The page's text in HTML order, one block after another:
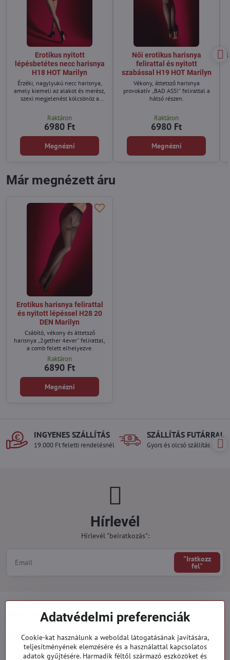
Erotikus nyitott
lépésbetétes necc harisnya
H18 HOT Marilyn
Érzéki, nagylyukú necc harisnya,
amely kiemeli az alakot és merész,
szexi megjelenést kölcsönöz a
Raktáron
6980 Ft
Megnézni
Női erotikus harisnya
felirattal és nyitott
szabással H19 HOT Marilyn
Vékony, áttetsző harisnya
provokatív „BAD ASS!" felirattal a
hátsó részen.
Raktáron
6980 Ft
Megnézni
Már megnézett áru
Erotikus harisnya felirattal
és nyitott lépéssel H28 20
DEN Marilyn
Csábító, vékony és áttetsző
harisnya „2gether 4ever" felirattal,
a comb felett elhelyezve.
Raktáron
6890 Ft
Megnézni
INGYENES SZÁLLÍTÁS
19.000 Ft feletti rendelésnél
SZÁLLÍTÁS FUTÁRRAL
Gyors és olcsó szállítás
Hírlevél
Hírlevél "beiratkozás":
"Iratkozz
fel"
Minden a vásárlásról
Megrendelések
Adatvédelmi preferenciák
Cookie-kat használunk a weboldal látogatásának javítására,
teljesítményének elemzésére és a használattal kapcsolatos
adatok gyűjtésére. Harmadik féltől származó eszközöket és